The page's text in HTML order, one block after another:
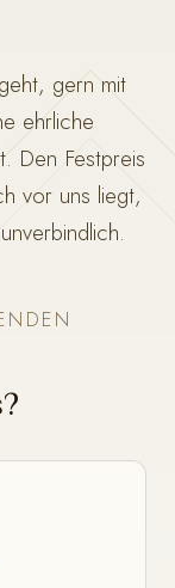
gern mit
ehrliche
Den Festpreis
vor uns liegt,